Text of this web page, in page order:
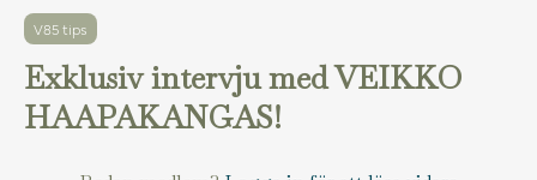
V85 tips
Exklusiv intervju med VEIKKO
HAAPAKANGAS!